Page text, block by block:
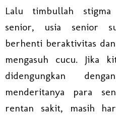
Lalu timbullah
senior, usia senior
berhenti beraktivitas
mengasuh cucu. Jika
didengungkan
menderitanya para
rentan sakit, masih